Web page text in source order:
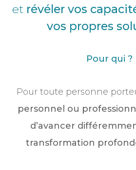
et révéler vos
vos propres
Pour qui ?
Pour toute personne
personnel ou
d’avancer
transformation